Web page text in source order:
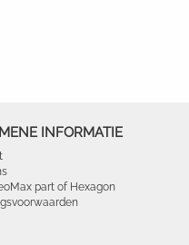
INFORMATIE
part of Hexagon